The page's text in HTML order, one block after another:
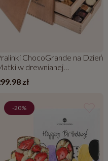
ChocoGrande na Dzień
w drewnianej
skrzyneczce
zł
-20%